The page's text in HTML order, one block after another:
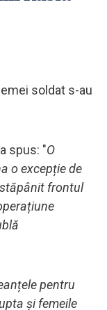
soldat s-au
spus: "O
o excepție de
frontul
pentru
și femeile